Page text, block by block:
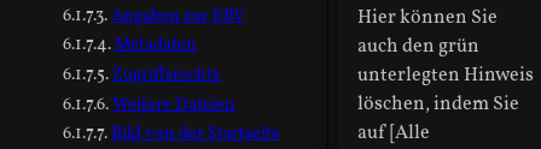
Angaben zur EBV
Metadaten
Zugriffsrechte
Weitere Dateien
Bild von der Startseite
Hier können Sie
auch den grün
unterlegten Hinweis
löschen, indem Sie
auf [Alle